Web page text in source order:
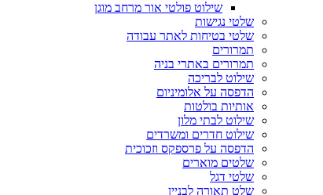
שילוט פולטי אור מרחב מוגן
שלטי נגישות
שלטי בטיחות לאתר עבודה
תמרורים
תמרורים באתרי בניה
שילוט לבריכה
הדפסה על אלומיניום
אותיות בולטות
שילוט לבתי מלון
שילוט חדרים ומשרדים
הדפסה על פרספקס וזכוכית
שלטים מוארים
שלטי דגל
שלט תאורה לבניין